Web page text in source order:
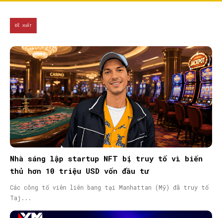
ĐỀ XUẤT
Nhà sáng lập startup NFT bị truy tố vì biển
thủ hơn 10 triệu USD vốn đầu tư
Các công tố viên liên bang tại Manhattan (Mỹ) đã truy tố
Taj...